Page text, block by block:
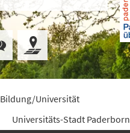
Bildung/Universität
Universitäts-Stadt Paderborn